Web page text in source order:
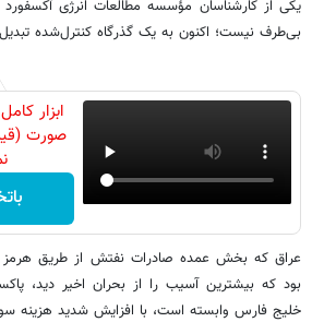
یکی از کارشناسان مؤسسه مطالعات انرژی
بی‌طرف نیست؛ اکنون به یک گذرگاه کنترل‌شده
ابزار
صورت
عراق که بخش عمده صادرات نفتش از طریق هرمز
بود که بیشترین آسیب را از بحران اخیر دید،
خلیج فارس وابسته است، با افزایش شدید هزینه